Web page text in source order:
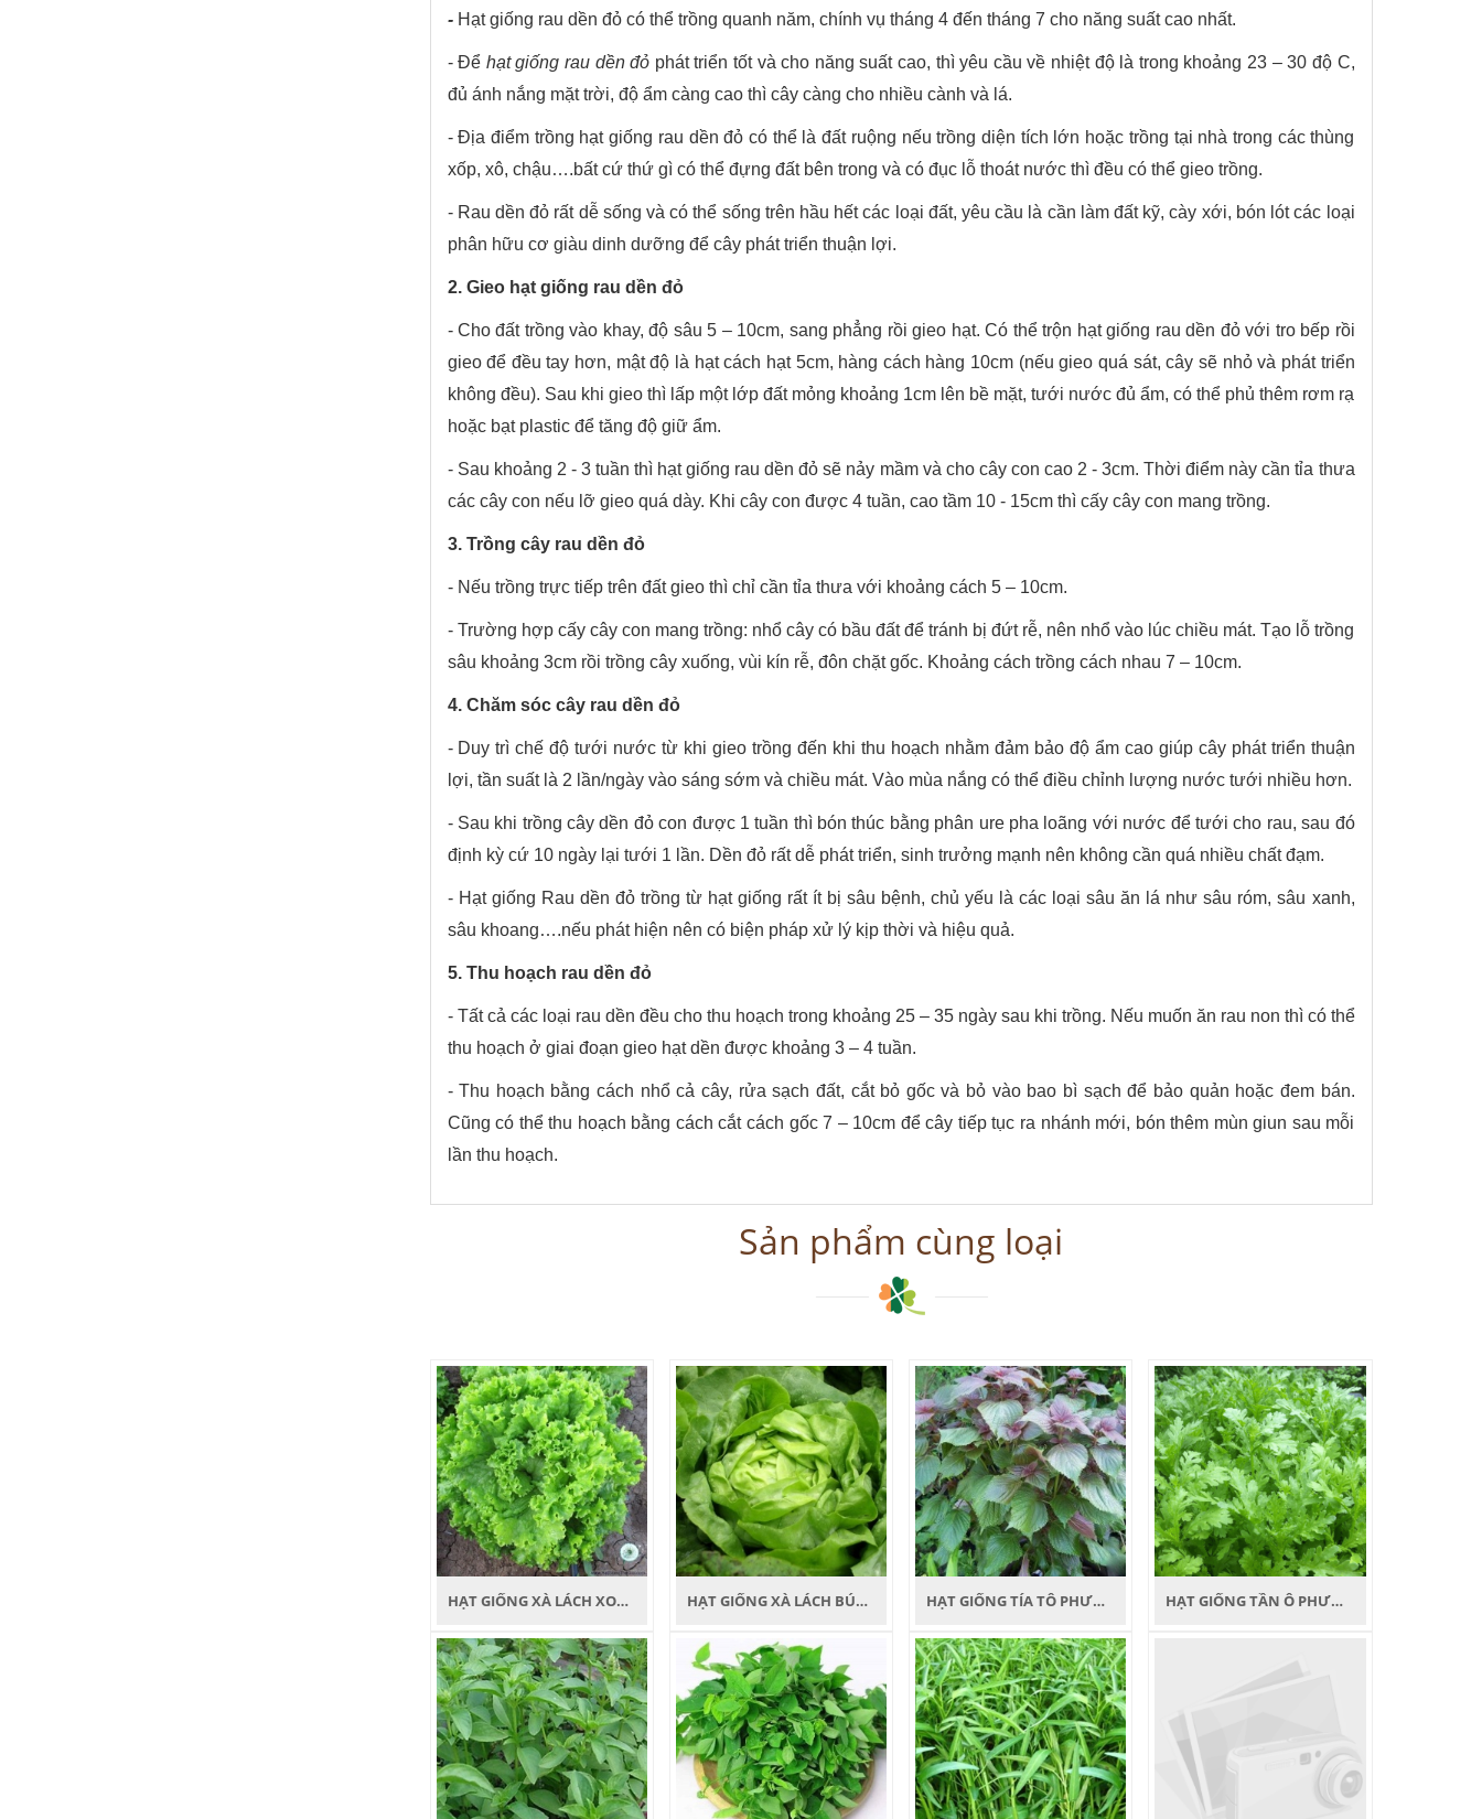
- Hạt giống rau dền đỏ có thể trồng quanh năm, chính vụ tháng 4 đến tháng 7 cho năng suất cao nhất.
- Để hạt giống rau dền đỏ phát triển tốt và cho năng suất cao, thì yêu cầu về nhiệt độ là trong khoảng 23 – 30 độ C,
đủ ánh nắng mặt trời, độ ẩm càng cao thì cây càng cho nhiều cành và lá.
- Địa điểm trồng hạt giống rau dền đỏ có thể là đất ruộng nếu trồng diện tích lớn hoặc trồng tại nhà trong các thùng
xốp, xô, chậu….bất cứ thứ gì có thể đựng đất bên trong và có đục lỗ thoát nước thì đều có thể gieo trồng.
- Rau dền đỏ rất dễ sống và có thể sống trên hầu hết các loại đất, yêu cầu là cần làm đất kỹ, cày xới, bón lót các loại
phân hữu cơ giàu dinh dưỡng để cây phát triển thuận lợi.
2. Gieo hạt giống rau dền đỏ
- Cho đất trồng vào khay, độ sâu 5 – 10cm, sang phẳng rồi gieo hạt. Có thể trộn hạt giống rau dền đỏ với tro bếp rồi
gieo để đều tay hơn, mật độ là hạt cách hạt 5cm, hàng cách hàng 10cm (nếu gieo quá sát, cây sẽ nhỏ và phát triển
không đều). Sau khi gieo thì lấp một lớp đất mỏng khoảng 1cm lên bề mặt, tưới nước đủ ẩm, có thể phủ thêm rơm rạ
hoặc bạt plastic để tăng độ giữ ẩm.
- Sau khoảng 2 - 3 tuần thì hạt giống rau dền đỏ sẽ nảy mầm và cho cây con cao 2 - 3cm. Thời điểm này cần tỉa thưa
các cây con nếu lỡ gieo quá dày. Khi cây con được 4 tuần, cao tầm 10 - 15cm thì cấy cây con mang trồng.
3. Trồng cây rau dền đỏ
- Nếu trồng trực tiếp trên đất gieo thì chỉ cần tỉa thưa với khoảng cách 5 – 10cm.
- Trường hợp cấy cây con mang trồng: nhổ cây có bầu đất để tránh bị đứt rễ, nên nhổ vào lúc chiều mát. Tạo lỗ trồng
sâu khoảng 3cm rồi trồng cây xuống, vùi kín rễ, đôn chặt gốc. Khoảng cách trồng cách nhau 7 – 10cm.
4. Chăm sóc cây rau dền đỏ
- Duy trì chế độ tưới nước từ khi gieo trồng đến khi thu hoạch nhằm đảm bảo độ ẩm cao giúp cây phát triển thuận
lợi, tần suất là 2 lần/ngày vào sáng sớm và chiều mát. Vào mùa nắng có thể điều chỉnh lượng nước tưới nhiều hơn.
- Sau khi trồng cây dền đỏ con được 1 tuần thì bón thúc bằng phân ure pha loãng với nước để tưới cho rau, sau đó
định kỳ cứ 10 ngày lại tưới 1 lần. Dền đỏ rất dễ phát triển, sinh trưởng mạnh nên không cần quá nhiều chất đạm.
- Hạt giống Rau dền đỏ trồng từ hạt giống rất ít bị sâu bệnh, chủ yếu là các loại sâu ăn lá như sâu róm, sâu xanh,
sâu khoang….nếu phát hiện nên có biện pháp xử lý kịp thời và hiệu quả.
5. Thu hoạch rau dền đỏ
- Tất cả các loại rau dền đều cho thu hoạch trong khoảng 25 – 35 ngày sau khi trồng. Nếu muốn ăn rau non thì có thể
thu hoạch ở giai đoạn gieo hạt dền được khoảng 3 – 4 tuần.
- Thu hoạch bằng cách nhổ cả cây, rửa sạch đất, cắt bỏ gốc và bỏ vào bao bì sạch để bảo quản hoặc đem bán.
Cũng có thể thu hoạch bằng cách cắt cách gốc 7 – 10cm để cây tiếp tục ra nhánh mới, bón thêm mùn giun sau mỗi
lần thu hoạch.
Sản phẩm cùng loại
HẠT GIỐNG XÀ LÁCH XOĂN PHƯƠNG NAM HẠT GIỐNG XÀ LÁCH BÚP ĐĂM PHƯƠNG NAM HẠT GIỐNG TÍA TÔ PHƯƠNG NAM HẠT GIỐNG TẦN Ô PHƯƠNG NAM